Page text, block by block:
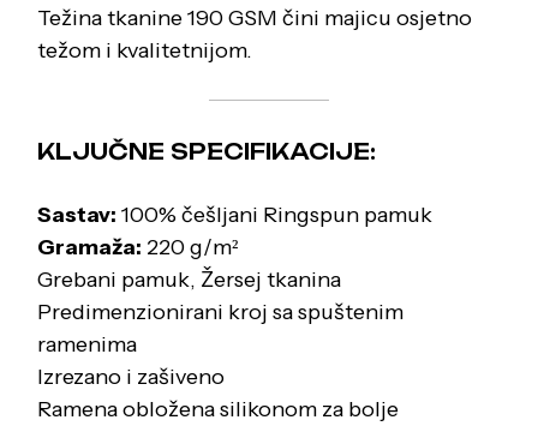
Težina tkanine 190 GSM čini majicu osjetno
težom i kvalitetnijom.
KLJUČNE SPECIFIKACIJE:
Sastav: 100% češljani Ringspun pamuk
Gramaža: 220 g/m²
Grebani pamuk, Žersej tkanina
Predimenzionirani kroj sa spuštenim
ramenima
Izrezano i zašiveno
Ramena obložena silikonom za bolje